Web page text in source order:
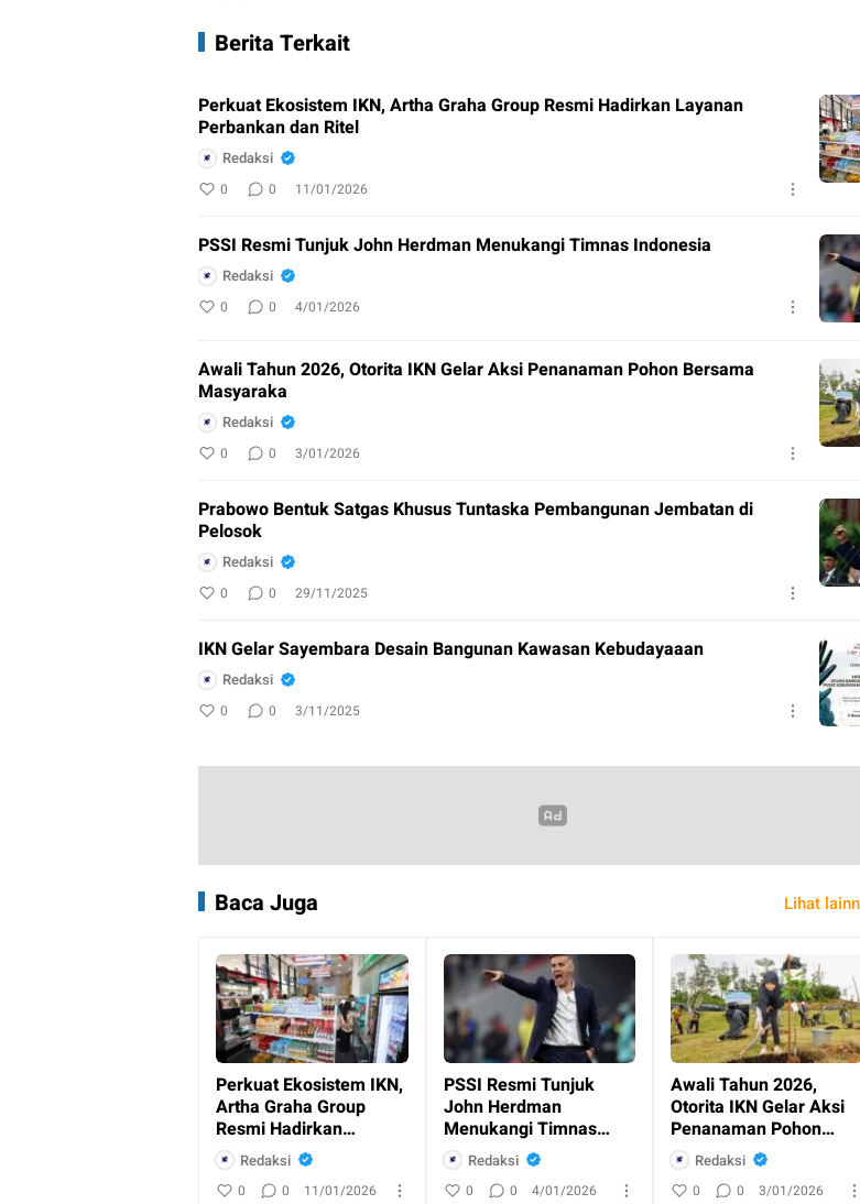
Berita Terkait
Perkuat Ekosistem IKN, Artha Graha Group Resmi Hadirkan Layanan
Perbankan dan Ritel
Redaksi
0 0 11/01/2026
PSSI Resmi Tunjuk John Herdman Menukangi Timnas Indonesia
Redaksi
0 0 4/01/2026
Awali Tahun 2026, Otorita IKN Gelar Aksi Penanaman Pohon Bersama
Masyaraka
Redaksi
0 0 3/01/2026
Prabowo Bentuk Satgas Khusus Tuntaska Pembangunan Jembatan di
Pelosok
Redaksi
0 0 29/11/2025
IKN Gelar Sayembara Desain Bangunan Kawasan Kebudayaaan
Redaksi
0 0 3/11/2025
Baca Juga Lihat
Perkuat Ekosistem IKN,
Artha Graha Group
Resmi Hadirkan
Layanan Perbankan
dan Ritel
Redaksi
0 0 11/01/2026
PSSI Resmi Tunjuk
John Herdman
Menukangi Timnas
Indonesia
Redaksi
0 0 4/01/2026
Awali Tahun 2026,
Otorita IKN Gelar Aksi
Penanaman Pohon
Bersama Masyaraka
Redaksi
0 0 3/01/2026